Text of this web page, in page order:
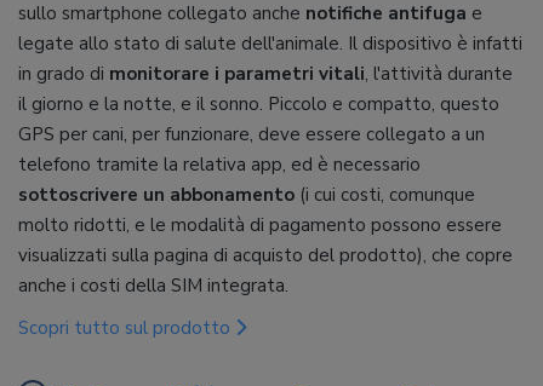
sullo smartphone collegato anche notifiche antifuga e
legate allo stato di salute dell'animale. Il dispositivo è infatti
in grado di monitorare i parametri vitali, l'attività durante
il giorno e la notte, e il sonno. Piccolo e compatto, questo
GPS per cani, per funzionare, deve essere collegato a un
telefono tramite la relativa app, ed è necessario
sottoscrivere un abbonamento (i cui costi, comunque
molto ridotti, e le modalità di pagamento possono essere
visualizzati sulla pagina di acquisto del prodotto), che copre
anche i costi della SIM integrata.
Scopri tutto sul prodotto